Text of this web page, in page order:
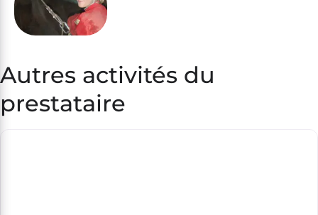
Autres activités du
prestataire